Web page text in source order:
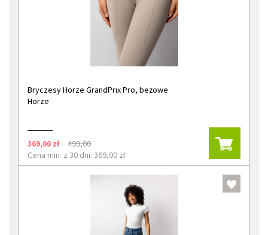
Bryczesy Horze GrandPrix Pro, beżowe
Horze
369,00 zł
499,00
Cena min. z 30 dni: 369,00 zł